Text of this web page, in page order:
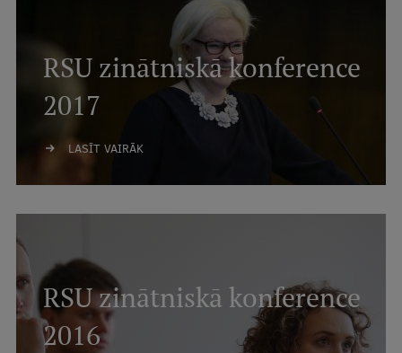
RSU zinātniskā konference
2017
LASĪT VAIRĀK
RSU zinātniskā konference
2016